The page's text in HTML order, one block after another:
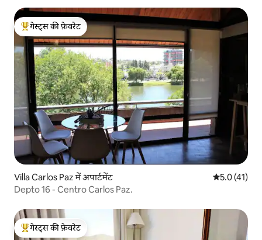
गेस्ट्स का टॉप फ़ेवरेट
गेस्ट्स की फ़ेवरेट
Villa Carlos Paz में अपार्टमेंट औसत रेटिंग 5
5.0 (41)
Depto 16 - Centro Carlos Paz.
गेस्ट्स का टॉप फ़ेवरेट
गेस्ट्स की फ़ेवरेट